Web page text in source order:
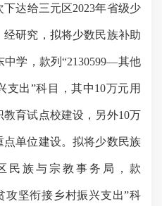
下达给三元区2023年省级少
经研究，拟将少数民族补助
中学，款列“2130599—其他
支出”科目，其中10万元用
育试点校建设，另外10万
单位建设。拟将少数民族
民族与宗教事务局，款
攻坚衔接乡村振兴支出”科